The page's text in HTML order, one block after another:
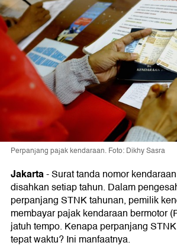
Perpanjang pajak kendaraan. Foto: Dikhy Sasra
Jakarta-Surat tanda nomor
disahkan setiap tahun. Dalam
perpanjang STNK tahunan, pemilik
membayar pajak kendaraan bermotor
jatuh tempo. Kenapa perpanjang
tepat waktu? Ini manfaatnya.